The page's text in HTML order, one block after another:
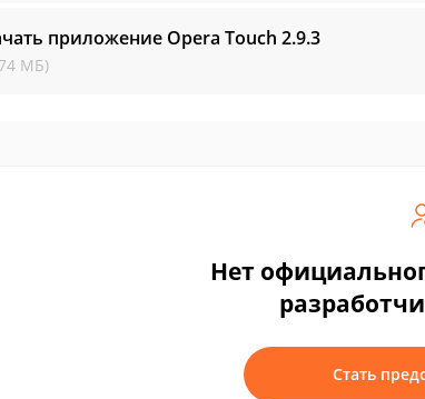
приложение Opera Touch 2.9.3
МБ)
Нет
Стать